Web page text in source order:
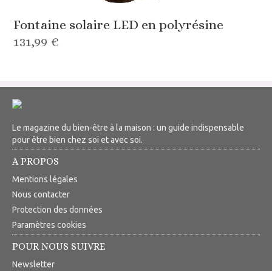
Fontaine solaire LED en polyrésine
131,99 €
Le magazine du bien-être à la maison : un guide indispensable
pour être bien chez soi et avec soi.
A PROPOS
Mentions légales
Nous contacter
Protection des données
Paramètres cookies
POUR NOUS SUIVRE
Newsletter